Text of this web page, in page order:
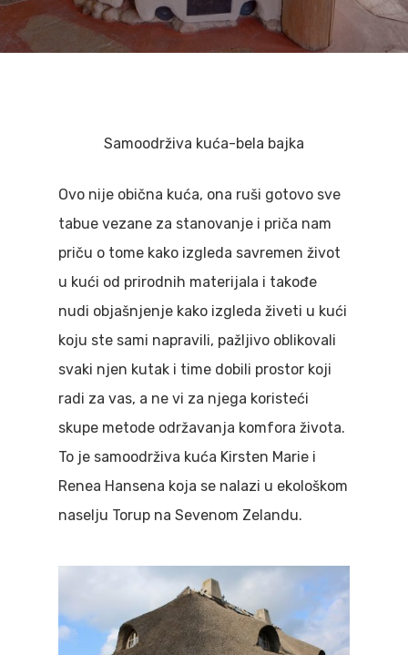
Samoodrživa kuća-bela bajka
Ovo nije obična kuća, ona ruši gotovo sve
tabue vezane za stanovanje i priča nam
priču o tome kako izgleda savremen život
u kući od prirodnih materijala i takođe
nudi objašnjenje kako izgleda živeti u kući
koju ste sami napravili, pažljivo oblikovali
svaki njen kutak i time dobili prostor koji
radi za vas, a ne vi za njega koristeći
skupe metode održavanja komfora života.
To je samoodrživa kuća Kirsten Marie i
Renea Hansena koja se nalazi u ekološkom
naselju Torup na Sevenom Zelandu.